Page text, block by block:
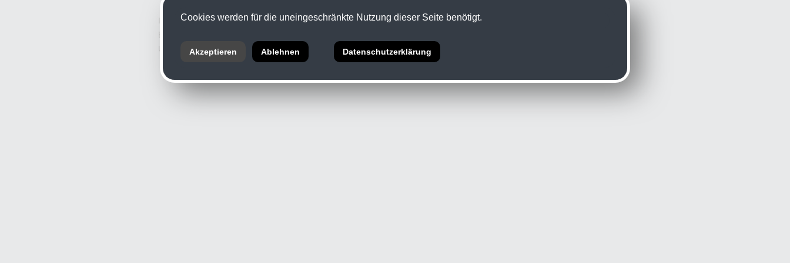
Informationspflicht nach § 5 Abs.1 ECG •Datenschutz
Branche: Fotografie
UID: ATU 11926709
Cookies werden für die uneingeschränkte Nutzung dieser Seite benötigt.
Akzeptieren Ablehnen Datenschutzerklärung